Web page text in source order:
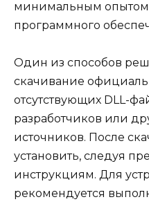
минимальным опытом
программного
Один из способов
скачивание
отсутствующих DLL-
разработчиков или
источников. После
установить, следуя
инструкциям. Для
рекомендуется